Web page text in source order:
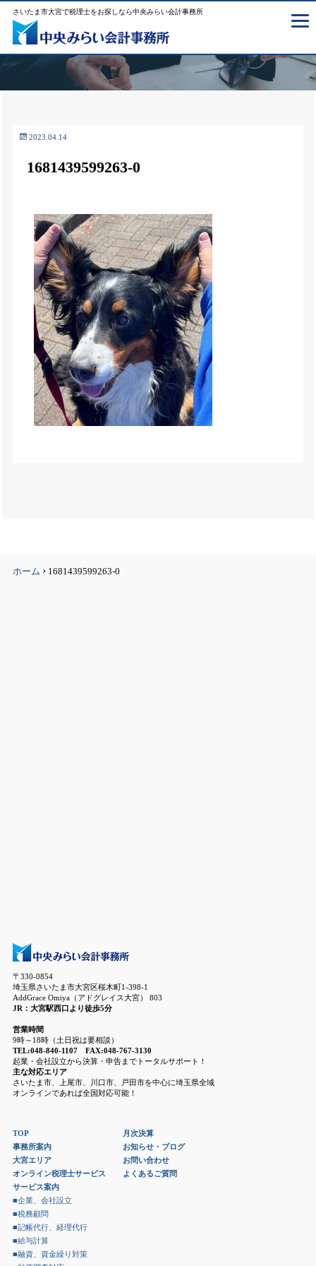
さいたま市大宮で税理士をお探しなら中央みらい会計事務所
2023.04.14
1681439599263-0
ホーム ›1681439599263-0
〒330-0854
埼玉県さいたま市大宮区桜木町1-398-1
AddGrace Omiya（アドグレイス大宮） 803
JR：大宮駅西口より徒歩5分
営業時間
9時～18時（土日祝は要相談）
TEL:048-840-1107 FAX:048-767-3130
起業・会社設立から決算・申告までトータルサポート！
主な対応エリア
さいたま市、上尾市、川口市、戸田市を中心に埼玉県全域
オンラインであれば全国対応可能！
TOP
事務所案内
大宮エリア
オンライン税理士サービス
サービス案内
■企業、会社設立
■税務顧問
■記帳代行、経理代行
■給与計算
■融資、資金繰り対策
月次決算
お知らせ・ブログ
お問い合わせ
よくあるご質問